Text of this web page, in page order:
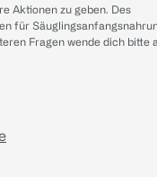
Aktionen zu geben. Des
für
Fragen wende dich bitte